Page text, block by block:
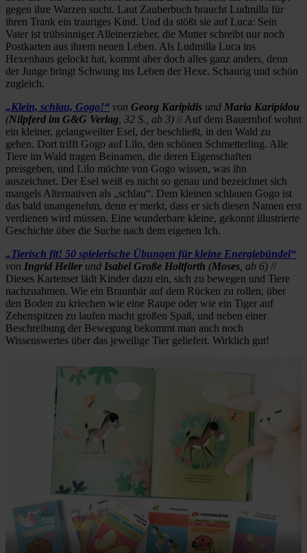
gegen ihre Warzen sucht. Laut Zauberbuch braucht Ludmilla für
ihren Trank ein trauriges Kind. Und da stößt sie auf Luca: Sein
Vater ist trübsinniger Alleinerzieher, die Mutter schreibt nur noch
Postkarten aus ihrem neuen Leben. Als Ludmilla Luca ins
Hexenhaus gelockt hat, kommt aber doch alles ganz anders, denn
der Junge bringt Schwung ins Leben der Hexe. Schaurig und schön
zugleich.
„Klein, schlau, Gogo!“ von Georg Karipidis und Maria Karipidou
(Nilpferd im G&G Verlag , 32 S., ab 3) // Auf dem Bauernhof wohnt
ein kleiner, gelangweilter Esel, der beschließt, in den Wald zu
gehen. Dort trifft Gogo auf Lilo, den schönen Schmetterling. Alle
Tiere im Wald tragen Beinamen, die deren Eigenschaften
preisgeben, und Lilo möchte von Gogo wissen, was ihn
auszeichnet. Der Esel weiß es nicht so genau und bezeichnet sich
mangels Alternativen als „schlau“. Dem kleinen schlauen Gogo ist
das bald unangenehm, denn er merkt, dass er sich diesen Namen erst
verdienen wird müssen. Eine wunderbare kleine, gekonnt illustrierte
Geschichte über die Suche nach dem eigenen Ich.
„Tierisch fit! 50 spielerische Übungen für kleine Energiebündel“
von Ingrid Heller und Isabel Große Holtforth (Moses , ab 6) //
Dieses Kartenset lädt Kinder dazu ein, sich zu bewegen und Tiere
nachzuahmen. Wie ein Braunbär auf dem Rücken zu rollen, über
den Boden zu kriechen wie eine Raupe oder wie ein Tiger auf
Zehenspitzen zu laufen macht großen Spaß, und neben einer
Beschreibung der Bewegung bekommt man auch noch
Wissenswertes über das jeweilige Tier geliefert. Wirklich gut!